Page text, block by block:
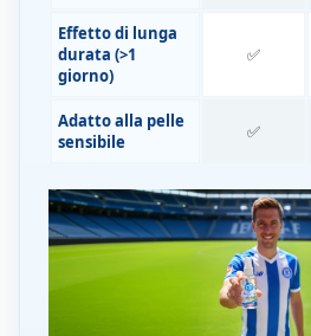
Effetto di lunga
durata (>1
giorno)
✅
Adatto alla pelle
sensibile
✅